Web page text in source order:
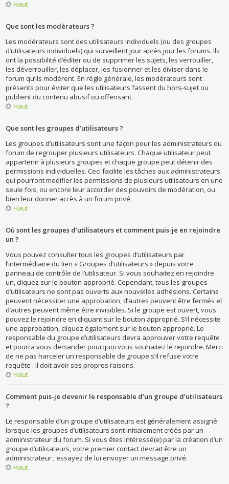
Haut
Que sont les modérateurs ?
Les modérateurs sont des utilisateurs individuels (ou des groupes
d’utilisateurs individuels) qui surveillent jour après jour les forums. Ils
ont la possibilité d’éditer ou de supprimer les sujets, les verrouiller,
les déverrouiller, les déplacer, les fusionner et les diviser dans le
forum qu’ils modèrent. En règle générale, les modérateurs sont
présents pour éviter que les utilisateurs fassent du hors-sujet ou
publient du contenu abusif ou offensant.
Haut
Que sont les groupes d’utilisateurs ?
Les groupes d’utilisateurs sont une façon pour les administrateurs du
forum de regrouper plusieurs utilisateurs. Chaque utilisateur peut
appartenir à plusieurs groupes et chaque groupe peut détenir des
permissions individuelles. Ceci facilite les tâches aux administrateurs
qui pourront modifier les permissions de plusieurs utilisateurs en une
seule fois, ou encore leur accorder des pouvoirs de modération, ou
bien leur donner accès à un forum privé.
Haut
Où sont les groupes d’utilisateurs et comment puis-je en rejoindre
un ?
Vous pouvez consulter tous les groupes d’utilisateurs par
l’intermédiaire du lien « Groupes d’utilisateurs » depuis votre
panneau de contrôle de l’utilisateur. Si vous souhaitez en rejoindre
un, cliquez sur le bouton approprié. Cependant, tous les groupes
d’utilisateurs ne sont pas ouverts aux nouvelles adhésions. Certains
peuvent nécessiter une approbation, d’autres peuvent être fermés et
d’autres peuvent même être invisibles. Si le groupe est ouvert, vous
pouvez le rejoindre en cliquant sur le bouton approprié. S’il nécessite
une approbation, cliquez également sur le bouton approprié. Le
responsable du groupe d’utilisateurs devra approuver votre requête
et pourra vous demander pourquoi vous souhaitez le rejoindre. Merci
de ne pas harceler un responsable de groupe s’il refuse votre
requête : il doit avoir ses propres raisons.
Haut
Comment puis-je devenir le responsable d’un groupe d’utilisateurs
?
Le responsable d’un groupe d’utilisateurs est généralement assigné
lorsque les groupes d’utilisateurs sont initialement créés par un
administrateur du forum. Si vous êtes intéressé(e) par la création d’un
groupe d’utilisateurs, votre premier contact devrait être un
administrateur ; essayez de lui envoyer un message privé.
Haut